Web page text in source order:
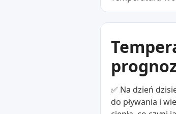
✅ Na dzień
do pływania i